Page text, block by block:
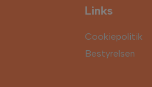
Links
Cookiepolitik
Bestyrelsen